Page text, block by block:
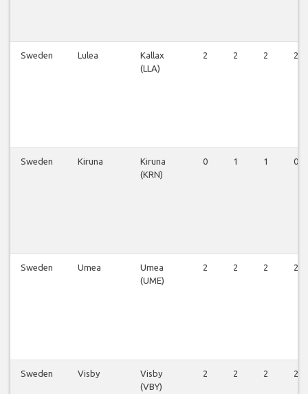
Sweden Lulea
Kallax
(LLA)
2 2 2 2
Sweden Kiruna
Kiruna
(KRN)
0 1 1 0
Sweden Umea
Umea
(UME)
2 2 2 2
Sweden Visby
Visby
(VBY)
2 2 2 2